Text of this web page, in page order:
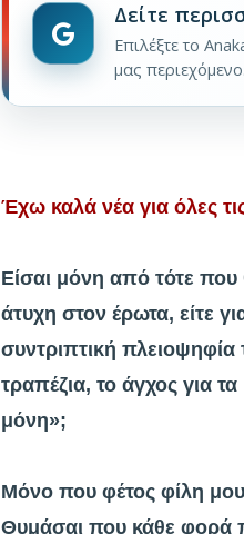
Δείτε
Επιλέξτε το
μας περιεχόμενο.
Έχω καλά νέα για όλες
Είσαι μόνη από τότε που
άτυχη στον έρωτα, είτε
συντριπτική πλειοψηφία
τραπέζια, το άγχος για
μόνη»;
Μόνο που φέτος φίλη
Θυμάσαι που κάθε φορά